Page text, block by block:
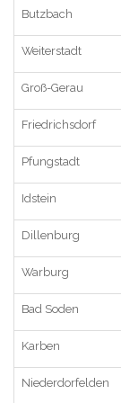
Butzbach
Weiterstadt
Groß-Gerau
Friedrichsdorf
Pfungstadt
Idstein
Dillenburg
Warburg
Bad Soden
Karben
Niederdorfelden